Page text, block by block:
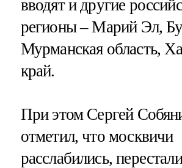
вводят и другие
регионы – Марий Эл,
Мурманская область,
край.
При этом Сергей
отметил, что москвичи
расслабились, перестали